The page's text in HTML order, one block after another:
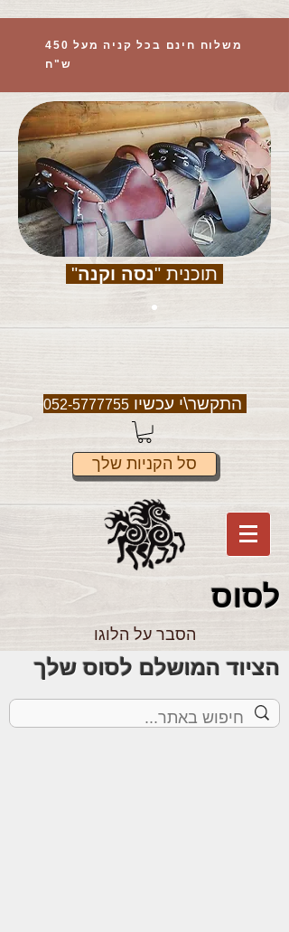
משלוח חינם בכל קניה מעל 450
ש"ח
תוכנית "נסה וקנה"
התקשר\י עכשיו052-5777755
סל הקניות שלך
לסוס
הסבר על הלוגו
הציוד המושלם לסוס שלך